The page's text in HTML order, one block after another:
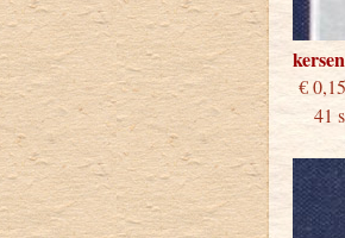
41